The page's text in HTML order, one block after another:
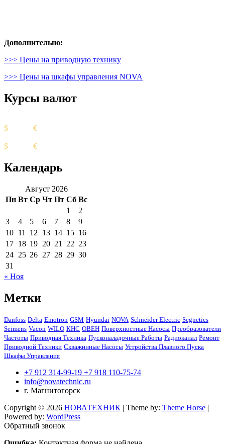
Дополнительно:
>>> Цены на приводную технику
>>> Цены на шкафы управления NOVA
Курсы валют
$
€
$
€
Календарь
Август 2026
Пн Вт Ср Чт Пт Сб Вс
1
2
3
4 5 6 7 8
9
10 11 12 13 14 15 16
17 18 19 20 21 22 23
24 25 26 27 28 29 30
31
« Ноя
Метки
Danfoss Delta Emotron GSM Hyundai NOVA Schneider Electric Segnetics
Seimens Vacon WILO КНС ОВЕН Поверхностные Насосы Преобразователи
Частоты Приводная Техника Пусконаладочные Работы Радиоканал Ремонт
Приводной Техники Скважинные Насосы Устройства Плавного Пуска
Шкафы Управления
+7 912 314-99-19 +7 918 110-75-74
info@novatechnic.ru
г. Магнитогорск
Copyright © 2026 НОВАТЕХНИК | Theme by: Theme Horse |
Powered by: WordPress
Обратный звонок